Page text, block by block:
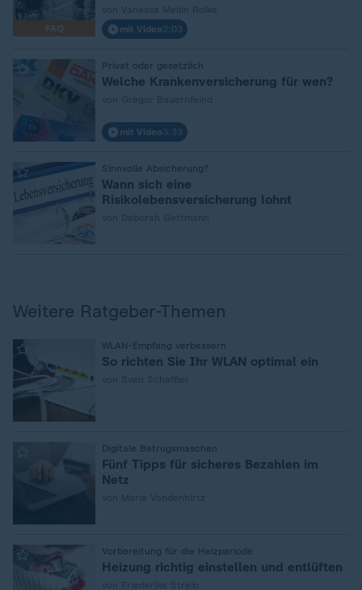
FAQ
mit Video2:03
Privat oder gesetzlich
Welche Krankenversicherung für wen?
mit Video3:33
Sinnvolle Absicherung?
:
Wann sich eine
Risikolebensversicherung lohnt
Weitere Ratgeber-Themen
WLAN-Empfang verbessern
So richten Sie Ihr WLAN optimal ein
Digitale Betrugsmaschen
Fünf Tipps für sicheres Bezahlen im
Netz
Vorbereitung für die Heizperiode
Heizung richtig einstellen und entlüften